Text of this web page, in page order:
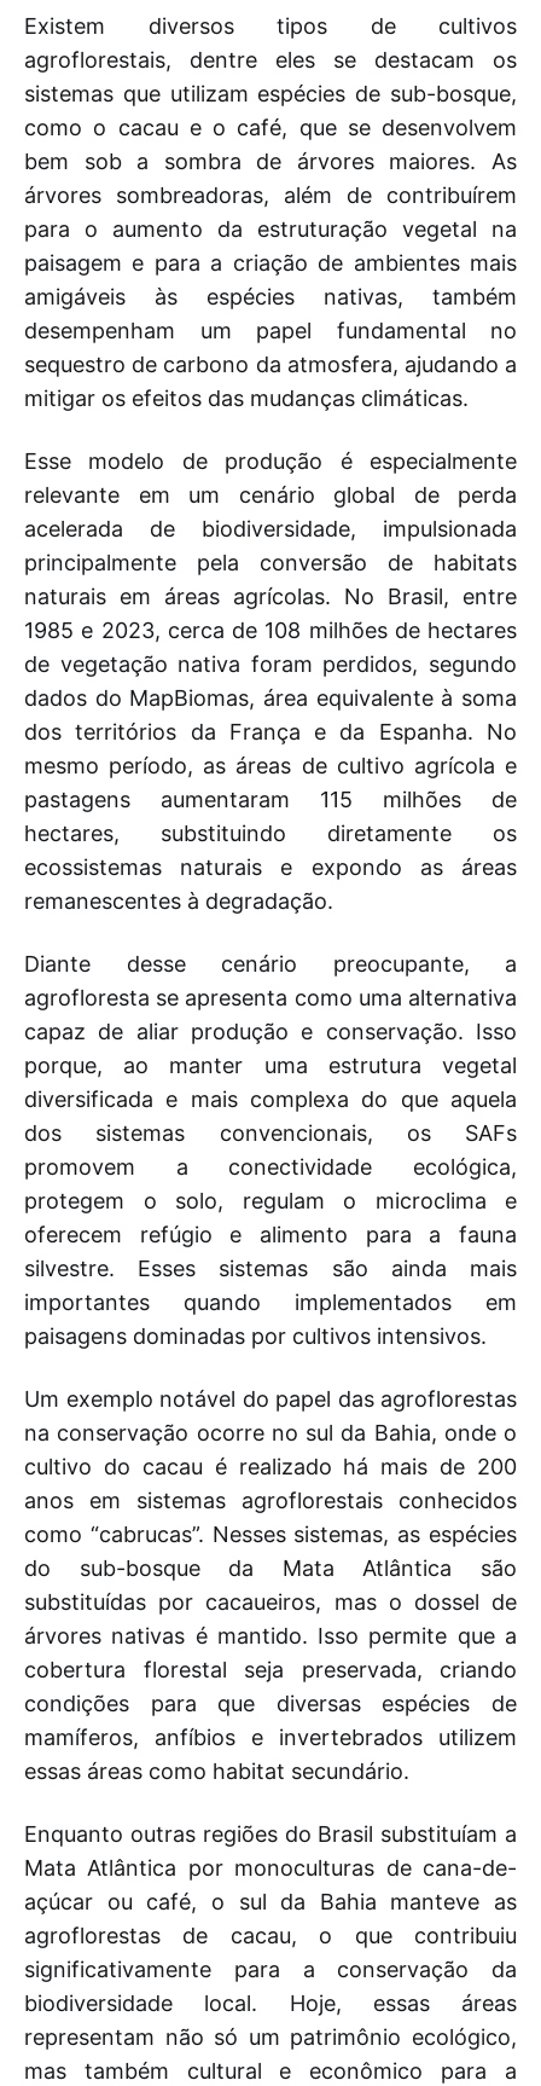
Existem diversos tipos de cultivos
agroflorestais, dentre eles se destacam os
sistemas que utilizam espécies de sub-bosque,
como o cacau e o café, que se desenvolvem
bem sob a sombra de árvores maiores. As
árvores sombreadoras, além de contribuírem
para o aumento da estruturação vegetal na
paisagem e para a criação de ambientes mais
amigáveis às espécies nativas, também
desempenham um papel fundamental no
sequestro de carbono da atmosfera, ajudando a
mitigar os efeitos das mudanças climáticas.
Esse modelo de produção é especialmente
relevante em um cenário global de perda
acelerada de biodiversidade, impulsionada
principalmente pela conversão de habitats
naturais em áreas agrícolas. No Brasil, entre
1985 e 2023, cerca de 108 milhões de hectares
de vegetação nativa foram perdidos, segundo
dados do MapBiomas, área equivalente à soma
dos territórios da França e da Espanha. No
mesmo período, as áreas de cultivo agrícola e
pastagens aumentaram 115 milhões de
hectares, substituindo diretamente os
ecossistemas naturais e expondo as áreas
remanescentes à degradação.
Diante desse cenário preocupante, a
agrofloresta se apresenta como uma alternativa
capaz de aliar produção e conservação. Isso
porque, ao manter uma estrutura vegetal
diversificada e mais complexa do que aquela
dos sistemas convencionais, os SAFs
promovem a conectividade ecológica,
protegem o solo, regulam o microclima e
oferecem refúgio e alimento para a fauna
silvestre. Esses sistemas são ainda mais
importantes quando implementados em
paisagens dominadas por cultivos intensivos.
Um exemplo notável do papel das agroflorestas
na conservação ocorre no sul da Bahia, onde o
cultivo do cacau é realizado há mais de 200
anos em sistemas agroflorestais conhecidos
como “cabrucas”. Nesses sistemas, as espécies
do sub-bosque da Mata Atlântica são
substituídas por cacaueiros, mas o dossel de
árvores nativas é mantido. Isso permite que a
cobertura florestal seja preservada, criando
condições para que diversas espécies de
mamíferos, anfíbios e invertebrados utilizem
essas áreas como habitat secundário.
Enquanto outras regiões do Brasil substituíam a
Mata Atlântica por monoculturas de cana-de-
açúcar ou café, o sul da Bahia manteve as
agroflorestas de cacau, o que contribuiu
significativamente para a conservação da
biodiversidade local. Hoje, essas áreas
representam não só um patrimônio ecológico,
mas também cultural e econômico para a